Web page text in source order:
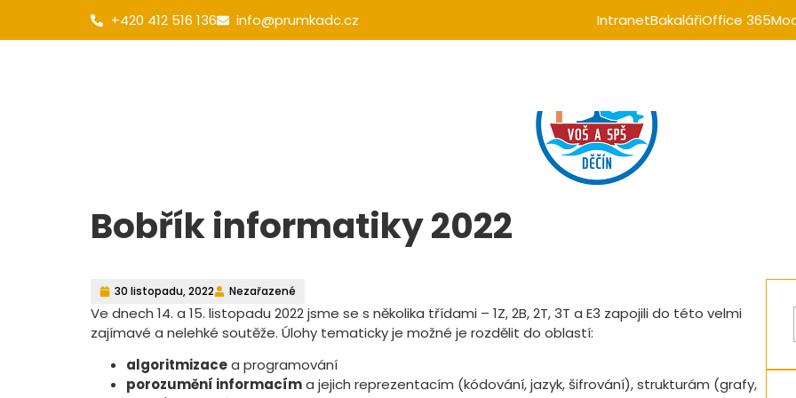
+420 412 516 136 info@prumkadc.cz IntranetBakalářiOffice 365
Bobřík informatiky 2022
30 listopadu, 2022 Nezařazené
Ve dnech 14. a 15. listopadu 2022 jsme se s několika třídami – 1Z, 2B, 2T, 3T a E3 zapojili do této velmi
zajímavé a nelehké soutěže. Úlohy tematicky je možné je rozdělit do oblastí:
algoritmizacea programování
porozumění informacíma jejich reprezentacím (kódování, jazyk, šifrování), strukturám (grafy,